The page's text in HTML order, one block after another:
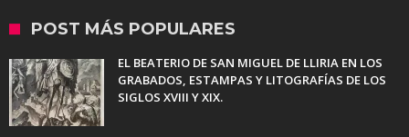
POST MÁS POPULARES
EL BEATERIO DE SAN MIGUEL DE LLIRIA EN LOS
GRABADOS, ESTAMPAS Y LITOGRAFÍAS DE LOS
SIGLOS XVIII Y XIX.